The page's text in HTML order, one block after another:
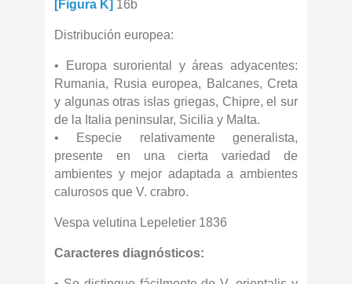
[Figura K] 16b
Distribución europea:
• Europa suroriental y áreas adyacentes:
Rumania, Rusia europea, Balcanes, Creta
y algunas otras islas griegas, Chipre, el sur
de la Italia peninsular, Sicilia y Malta.
• Especie relativamente generalista,
presente en una cierta variedad de
ambientes y mejor adaptada a ambientes
calurosos que V. crabro.
Vespa velutina Lepeletier 1836
Caracteres diagnósticos: